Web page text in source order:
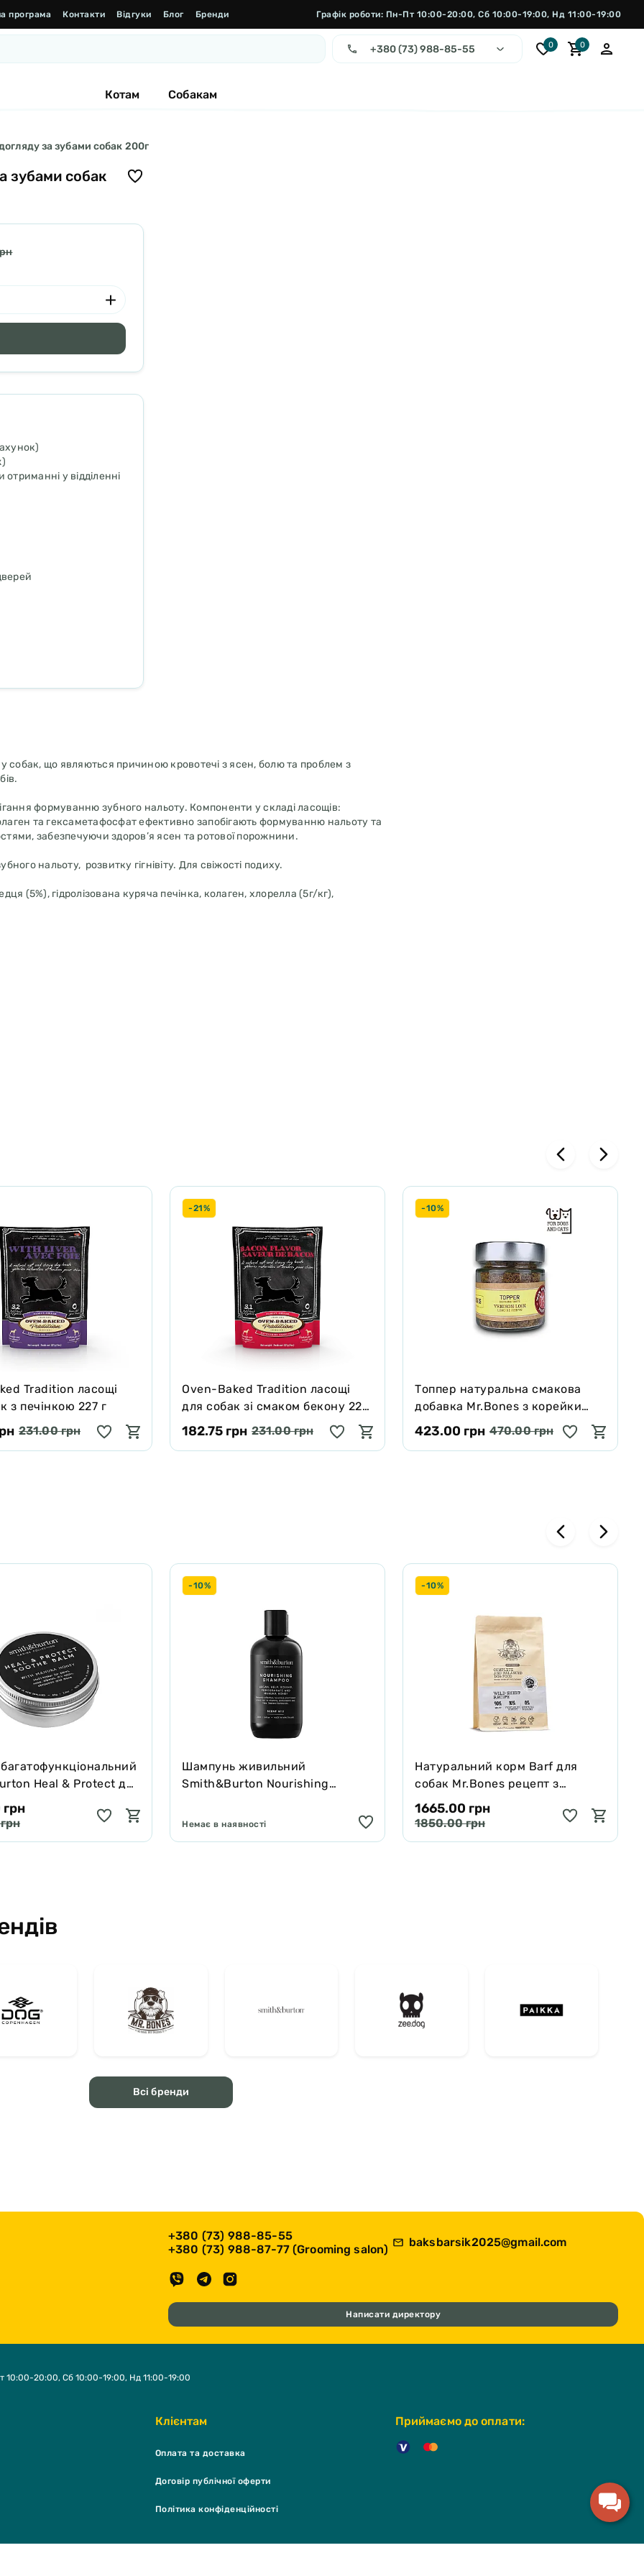
програма Контакти Відгуки Блог Бренди Графік роботи: Пн-Пт 10:00-20:00, Сб 10:00-19:00, Нд 11:00-19:00
+380 (73) 988-85-55 0 0
Котам Собакам
за зубами собак 200г
зубами собак
у відділенні
у собак, що являються причиною кровотечі з ясен, болю та проблем з
формуванню зубного нальоту. Компоненти у складі ласощів:
та гексаметафосфат ефективно запобігають формуванню нальоту та
забезпечуючи здоров’я ясен та ротової порожнини.
нальоту, розвитку гігнівіту. Для свіжості подиху.
(5%), гідролізована куряча печінка, колаген, хлорелла (5г/кг),
додають у корм.
Tradition ласощі
з печінкою 227 г
231.00 грн
-21%
Oven-Baked Tradition ласощі
для собак зі смаком бекону 227
г
182.75 грн 231.00 грн
-10%
Tоппер натуральна смакова
добавка Mr.Bones з корейки
оленя для собак і котів 100 г
423.00 грн 470.00 грн
Heal & Protect для
зцілює та захищає
-10%
Шампунь живильний
Smith&Burton Nourishing
подвійної шерсті собак 250 мл
Немає в наявності
-10%
Натуральний корм Barf для
собак Mr.Bones рецепт з
Муфлона 1 кг
1665.00 грн
1850.00 грн
Всі бренди
+380 (73) 988-85-55
+380 (73) 988-87-77 (Grooming salon)
baksbarsik2025@gmail.com
Написати директору
Клієнтам
Оплата та доставка
Договір публічної оферти
Політика конфіденційності
Приймаємо до оплати:
10:00-20:00, Сб 10:00-19:00, Нд 11:00-19:00